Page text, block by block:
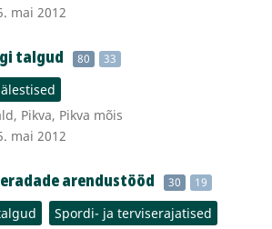
mai 2012
talgud 80 33
Pikva, Pikva mõis
mai 2012
arendustööd 30 19
Spordi- ja terviserajatised